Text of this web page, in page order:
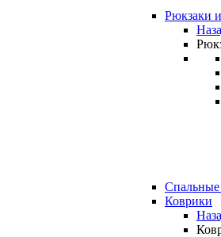
Рюкзаки
Коврики